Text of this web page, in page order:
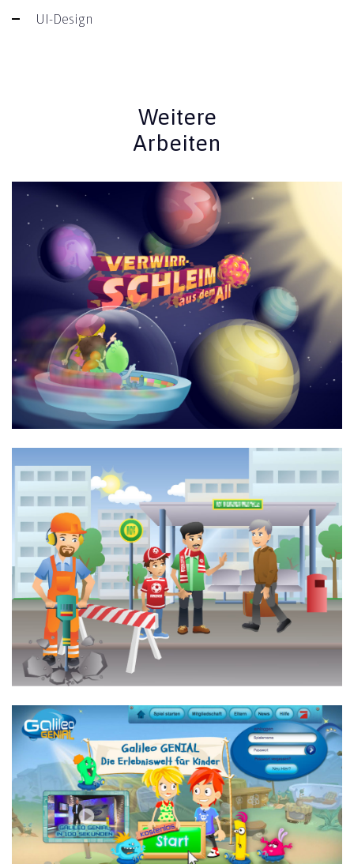
UI-Design
Weitere
Arbeiten